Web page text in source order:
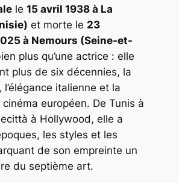
le 15 avril 1938 à La
et morte le 23
à Nemours (Seine-et-
plus qu’une actrice : elle
plus de six décennies, la
italienne et la
européen. De Tunis à
à Hollywood, elle a
les styles et les
de son empreinte un
du septième art.